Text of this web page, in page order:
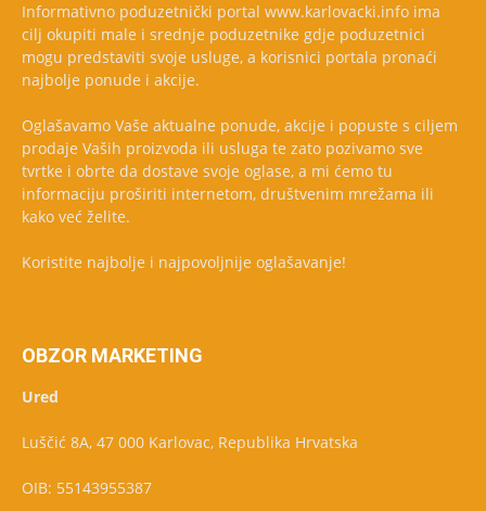
Informativno poduzetnički portal www.karlovacki.info ima
cilj okupiti male i srednje poduzetnike gdje poduzetnici
mogu predstaviti svoje usluge, a korisnici portala pronaći
najbolje ponude i akcije.
Oglašavamo Vaše aktualne ponude, akcije i popuste s ciljem
prodaje Vaših proizvoda ili usluga te zato pozivamo sve
tvrtke i obrte da dostave svoje oglase, a mi ćemo tu
informaciju proširiti internetom, društvenim mrežama ili
kako već želite.
Koristite najbolje i najpovoljnije oglašavanje!
OBZOR MARKETING
Ured
Luščić 8A, 47 000 Karlovac, Republika Hrvatska
OIB: 55143955387